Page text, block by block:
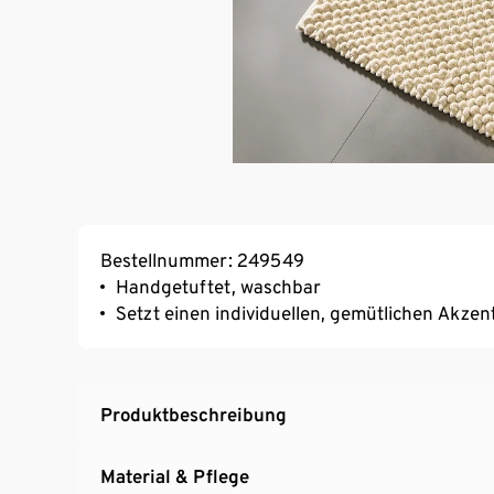
Bestellnummer: 249549
Handgetuftet, waschbar
Setzt einen individuellen, gemütlichen
Produktbeschreibung
Material & Pflege